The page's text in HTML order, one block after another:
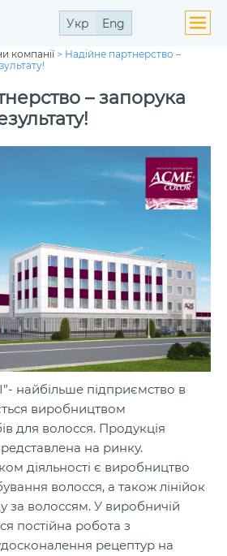
Укр Eng
компанії > Надійне партнерство –
– запорука
найбільше підприємство в
виробництвом
для волосся. Продукція
на ринку.
діяльності є виробництво
волосся, а також лінійок
за волоссям. У виробничій
постійна робота з
рецептур на